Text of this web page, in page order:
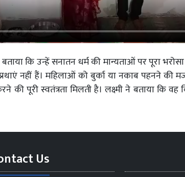
कि उन्हें सनातन धर्म की मान्यताओं पर पूरा
नहीं हैं। महिलाओं को बुर्का या नकाब पहनने की
की पूरी स्वतंत्रता मिलती है। लक्ष्मी ने बताया कि
Us